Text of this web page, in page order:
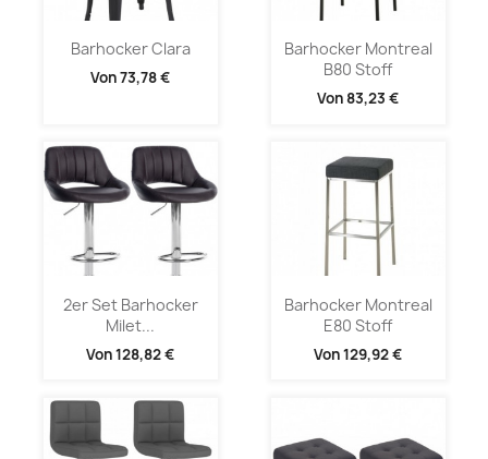
Barhocker Clara
Von73,78 €
Barhocker Montreal
B80 Stoff
Von 83,23 €
2er Set Barhocker
Milet...
Von128,82 €
Barhocker Montreal
E80 Stoff
Von129,92 €